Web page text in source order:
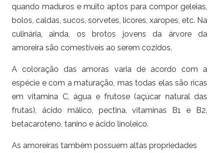
quando maduros e muito aptos para compor geleias,
bolos, caldas, sucos, sorvetes, licores, xaropes, etc. Na
culinária, ainda, os brotos jovens da árvore da
amoreira são comestíveis ao serem cozidos.
A coloração das amoras varia de acordo com a
espécie e com a maturação, mas todas elas são ricas
em vitamina C, água e frutose (açúcar natural das
frutas), ácido málico, pectina, vitaminas B1 e B2,
betacaroteno, tanino e ácido linoleico.
As amoreiras também possuem altas propriedades